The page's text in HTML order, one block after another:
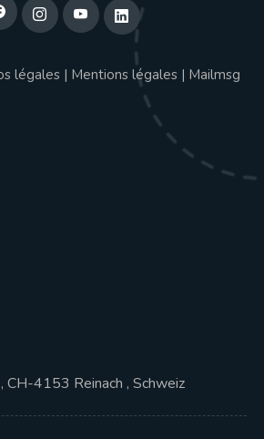
légales | Mentions légales | Mailmsg
4153 Reinach , Schweiz